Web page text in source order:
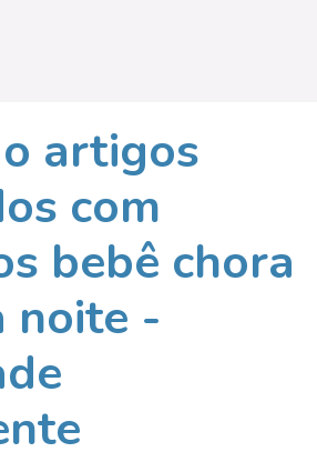
artigos
com
bebê chora
noite -